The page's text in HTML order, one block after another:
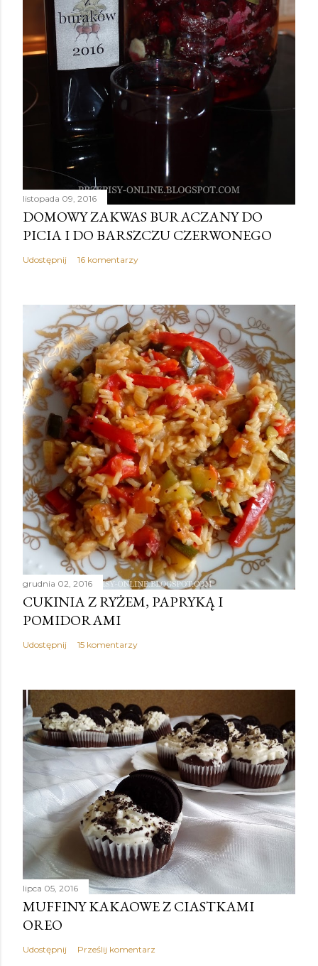
listopada 09, 2016
DOMOWY ZAKWAS BURACZANY DO
PICIA I DO BARSZCZU CZERWONEGO
Udostępnij 16 komentarzy
grudnia 02, 2016
CUKINIA Z RYŻEM, PAPRYKĄ I
POMIDORAMI
Udostępnij 15 komentarzy
lipca 05, 2016
MUFFINY KAKAOWE Z CIASTKAMI
OREO
Udostępnij Prześlij komentarz